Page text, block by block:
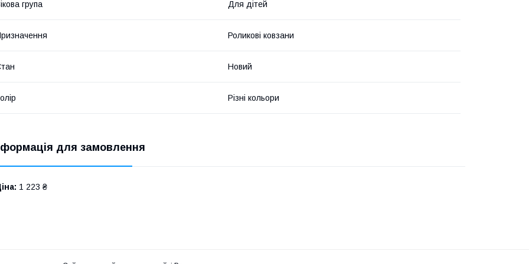
група Для дітей
Роликові ковзани
Новий
Різні кольори
для замовлення
1 223 ₴